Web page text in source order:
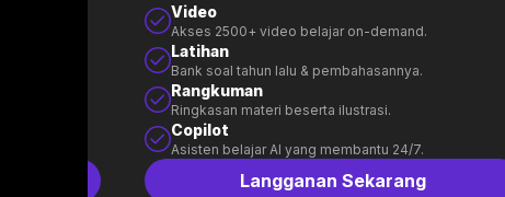
Video
Akses 2500+ video belajar on-demand.
Latihan
Bank soal tahun lalu & pembahasannya.
Rangkuman
Ringkasan materi beserta ilustrasi.
Copilot
Asisten belajar AI yang membantu 24/7.
Langganan Sekarang